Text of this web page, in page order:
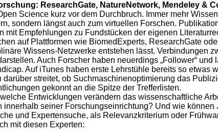
ResearchGate, NatureNetwork, Mendeley &
Science kurz vor dem Durchbruch. Immer mehr
sondern längst auch zum virtuellen Forschen.
mit Empfehlungen zu Fundstücken der eigenen
auf Plattformen wie BiomedExperts, ResearchGate
Wissens-Netzwerke entstehen lässt. Verbindungen
Auch Forscher haben neuerdings „Follower“ und
Auf iTunes haben erste Lehrstühle bereits so etwas
streitet, ob Suchmaschinenoptimierung das
gekonnt an die Spitze der Trefferlisten.
Entwicklungen verändern das wissenschaftliche
seiner Forschungseinrichtung? Und wie
und Expertensuche, als Relevanzkriterium oder
mit diesen Experten: